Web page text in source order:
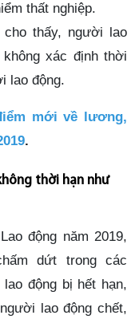
thất nghiệp.
thấy, người lao
xác định thời
lao động.
mới về lương,
.
thời hạn như
động năm 2019,
dứt trong các
động bị hết hạn,
lao động chết,